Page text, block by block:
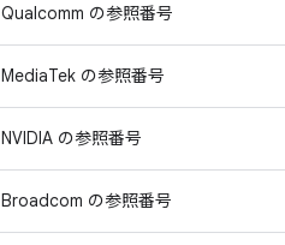
Qualcomm の参照番号
MediaTek の参照番号
NVIDIA の参照番号
Broadcom の参照番号